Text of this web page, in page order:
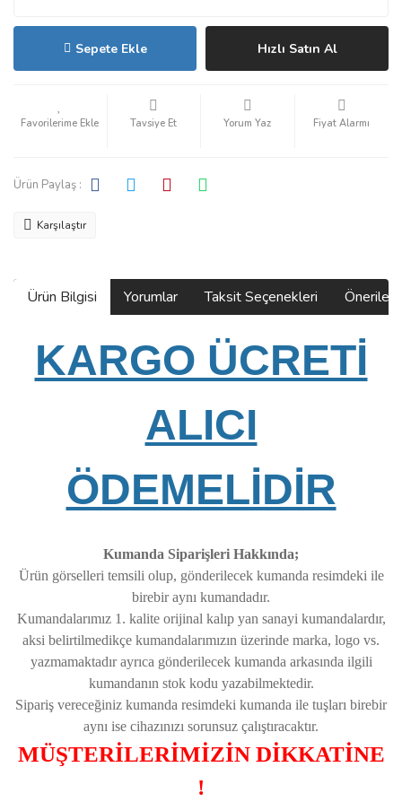
Sepete Ekle Hızlı Satın Al
Tavsiye Et Yorum Yaz Fiyat Alarmı
Ürün Paylaş :
Karşılaştır
Ürün Bilgisi Yorumlar Taksit Seçenekleri
KARGO ÜCRETİ
ALICI
ÖDEMELİDİR
Kumanda Siparişleri Hakkında;
Ürün görselleri temsili olup, gönderilecek kumanda resimdeki ile
birebir aynı kumandadır.
Kumandalarımız 1. kalite orijinal kalıp yan sanayi kumandalardır,
aksi belirtilmedikçe kumandalarımızın üzerinde marka, logo vs.
yazmamaktadır ayrıca gönderilecek kumanda arkasında ilgili
kumandanın stok kodu yazabilmektedir.
Sipariş vereceğiniz kumanda resimdeki kumanda ile tuşları birebir
aynı ise cihazınızı sorunsuz çalıştıracaktır.
MÜŞTERİLERİMİZİN DİKKATİNE
!